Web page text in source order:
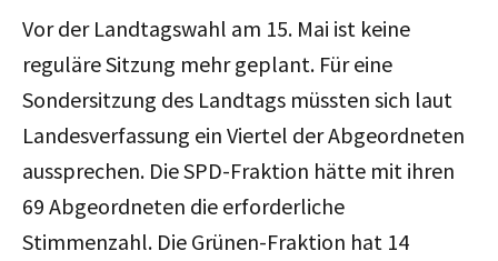
Vor der Landtagswahl am 15. Mai ist keine
reguläre Sitzung mehr geplant. Für eine
Sondersitzung des Landtags müssten sich laut
Landesverfassung ein Viertel der Abgeordneten
aussprechen. Die SPD-Fraktion hätte mit ihren
69 Abgeordneten die erforderliche
Stimmenzahl. Die Grünen-Fraktion hat 14